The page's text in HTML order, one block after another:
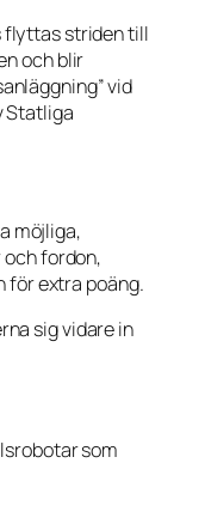
flyttas striden till
och blir
vid
Statliga
möjliga,
fordon,
för extra poäng.
sig vidare in
som